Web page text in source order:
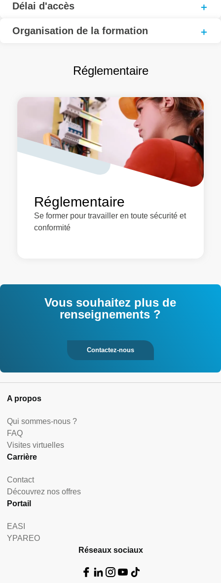
Délai d'accès
Organisation de la formation
Réglementaire
Réglementaire
Se former pour travailler en toute sécurité et
conformité
Vous souhaitez plus de
renseignements ?
Contactez-nous
A propos
Qui sommes-nous ?
FAQ
Visites virtuelles
Carrière
Contact
Découvrez nos offres
Portail
EASI
YPAREO
Réseaux sociaux